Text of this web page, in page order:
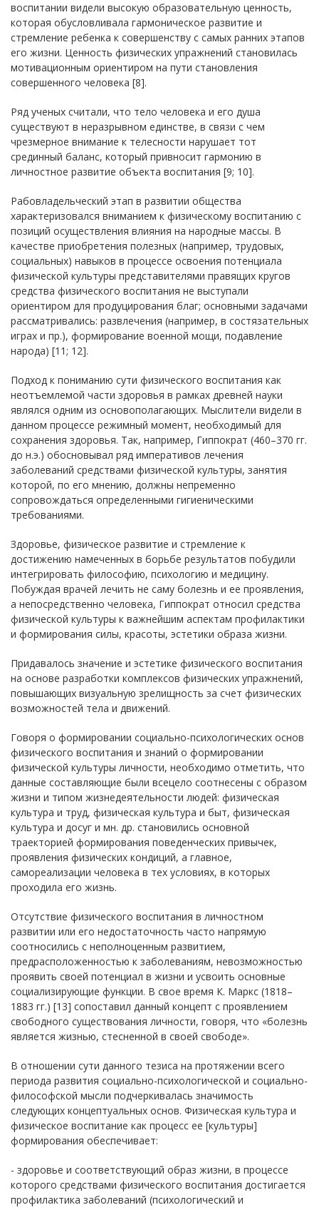
воспитании видели высокую образовательную ценность,
которая обусловливала гармоническое развитие и
стремление ребенка к совершенству с самых ранних этапов
его жизни. Ценность физических упражнений становилась
мотивационным ориентиром на пути становления
совершенного человека [8].
Ряд ученых считали, что тело человека и его душа
существуют в неразрывном единстве, в связи с чем
чрезмерное внимание к телесности нарушает тот
срединный баланс, который привносит гармонию в
личностное развитие объекта воспитания [9; 10].
Рабовладельческий этап в развитии общества
характеризовался вниманием к физическому воспитанию с
позиций осуществления влияния на народные массы. В
качестве приобретения полезных (например, трудовых,
социальных) навыков в процессе освоения потенциала
физической культуры представителями правящих кругов
средства физического воспитания не выступали
ориентиром для продуцирования благ; основными задачами
рассматривались: развлечения (например, в состязательных
играх и пр.), формирование военной мощи, подавление
народа) [11; 12].
Подход к пониманию сути физического воспитания как
неотъемлемой части здоровья в рамках древней науки
являлся одним из основополагающих. Мыслители видели в
данном процессе режимный момент, необходимый для
сохранения здоровья. Так, например, Гиппократ (460–370 гг.
до н.э.) обосновывал ряд императивов лечения
заболеваний средствами физической культуры, занятия
которой, по его мнению, должны непременно
сопровождаться определенными гигиеническими
требованиями.
Здоровье, физическое развитие и стремление к
достижению намеченных в борьбе результатов побудили
интегрировать философию, психологию и медицину.
Побуждая врачей лечить не саму болезнь и ее проявления,
а непосредственно человека, Гиппократ относил средства
физической культуры к важнейшим аспектам профилактики
и формирования силы, красоты, эстетики образа жизни.
Придавалось значение и эстетике физического воспитания
на основе разработки комплексов физических упражнений,
повышающих визуальную зрелищность за счет физических
возможностей тела и движений.
Говоря о формировании социально-психологических основ
физического воспитания и знаний о формировании
физической культуры личности, необходимо отметить, что
данные составляющие были всецело соотнесены с образом
жизни и типом жизнедеятельности людей: физическая
культура и труд, физическая культура и быт, физическая
культура и досуг и мн. др. становились основной
траекторией формирования поведенческих привычек,
проявления физических кондиций, а главное,
самореализации человека в тех условиях, в которых
проходила его жизнь.
Отсутствие физического воспитания в личностном
развитии или его недостаточность часто напрямую
соотносились с неполноценным развитием,
предрасположенностью к заболеваниям, невозможностью
проявить своей потенциал в жизни и усвоить основные
социализирующие функции. В свое время К. Маркс (1818–
1883 гг.) [13] сопоставил данный концепт с проявлением
свободного существования личности, говоря, что «болезнь
является жизнью, стесненной в своей свободе».
В отношении сути данного тезиса на протяжении всего
периода развития социально-психологической и социально-
философской мысли подчеркивалась значимость
следующих концептуальных основ. Физическая культура и
физическое воспитание как процесс ее [культуры]
формирования обеспечивает:
- здоровье и соответствующий образ жизни, в процессе
которого средствами физического воспитания достигается
профилактика заболеваний (психологический и